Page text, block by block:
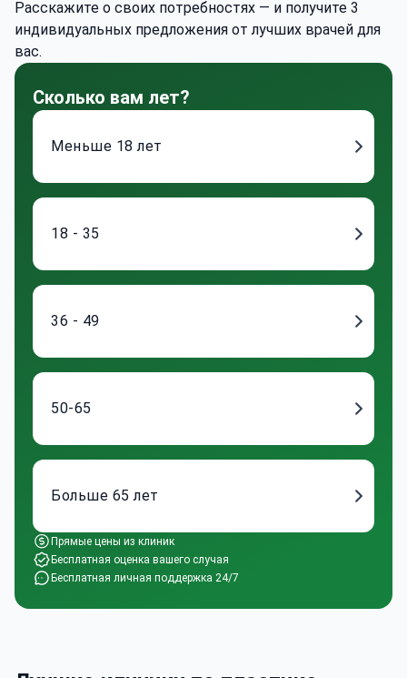
Расскажите о своих потребностях — и получите 3
индивидуальных предложения от лучших врачей для
вас.
Сколько вам лет?
Меньше 18 лет
18 - 35
36 - 49
50-65
Больше 65 лет
Прямые цены из клиник
Бесплатная оценка вашего случая
Бесплатная личная поддержка 24/7